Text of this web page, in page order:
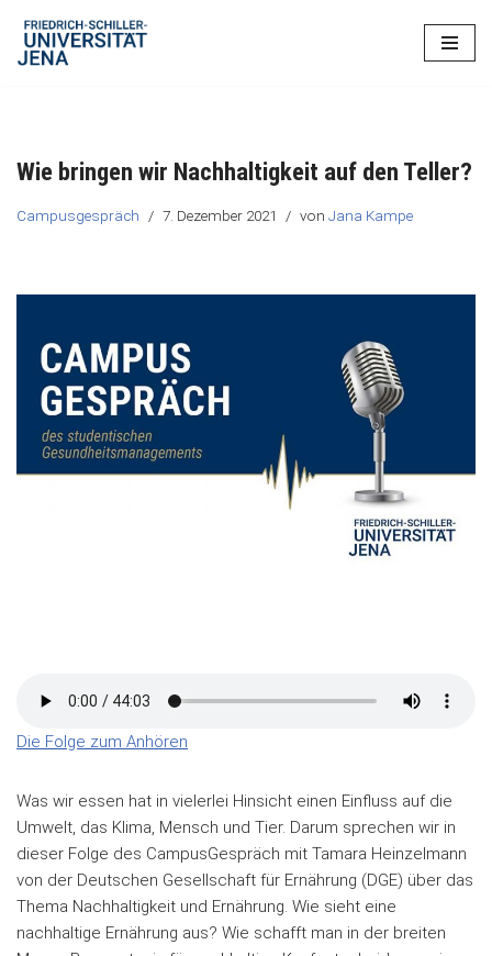
Zum
Wie bringen wir Nachhaltigkeit auf den Teller?
Campusgespräch 7. Dezember 2021 von Jana Kampe
Die Folge zum Anhören
Was wir essen hat in vielerlei Hinsicht einen Einfluss auf die
Umwelt, das Klima, Mensch und Tier. Darum sprechen wir in
dieser Folge des CampusGespräch mit Tamara Heinzelmann
von der Deutschen Gesellschaft für Ernährung (DGE) über das
Thema Nachhaltigkeit und Ernährung. Wie sieht eine
nachhaltige Ernährung aus? Wie schafft man in der breiten